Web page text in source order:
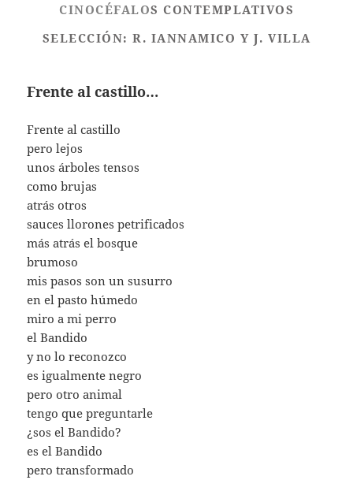
CINOCÉFALOS CONTEMPLATIVOS
SELECCIÓN: R. IANNAMICO Y J. VILLA
Frente al castillo…
Frente al castillo
pero lejos
unos árboles tensos
como brujas
atrás otros
sauces llorones petrificados
más atrás el bosque
brumoso
mis pasos son un susurro
en el pasto húmedo
miro a mi perro
el Bandido
y no lo reconozco
es igualmente negro
pero otro animal
tengo que preguntarle
¿sos el Bandido?
es el Bandido
pero transformado